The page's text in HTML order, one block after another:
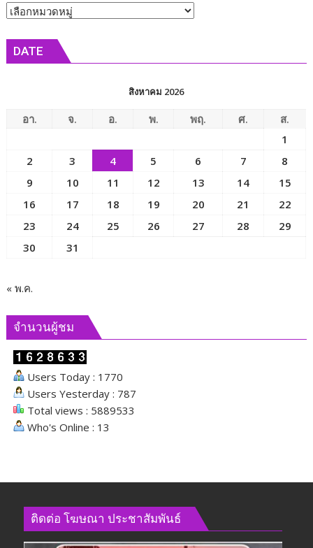
รถ
เจ็บ
หัวข้อ
DATE
สิงหาคม 2026
อา. จ. อ. พ. พฤ. ศ.
ส.
1
2
3 4 5 6 7
8
9
10 11 12 13 14
15
16
17 18 19 20 21
22
23
24 25 26 27 28
29
30
31
« พ.ค.
จำนวนผู้ชม
Users Today : 1770
Users Yesterday : 787
Total views : 5889533
Who's Online : 13
ติดต่อ​ โฆษณา​ ประชาสัมพันธ์